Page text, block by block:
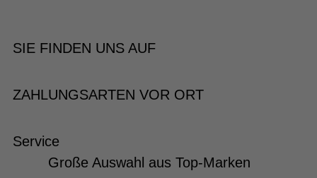
SIE FINDEN UNS AUF
ZAHLUNGSARTEN VOR ORT
Service
Große Auswahl aus Top-Marken